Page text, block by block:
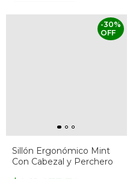
Sillón Ergonómico Mint
Con Cabezal y Perchero
-30%
OFF